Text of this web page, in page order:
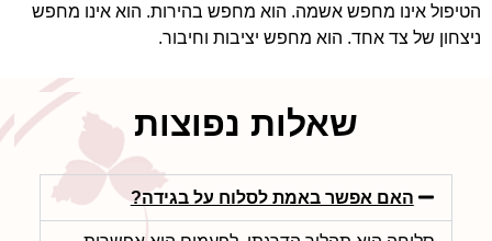
אינו מחפש אשמה. הוא מחפש בהירות. הוא אינו מחפש
של צד אחד. הוא מחפש יציבות וחיבור.
שאלות נפוצות
האם אפשר באמת לסלוח על בגידה?